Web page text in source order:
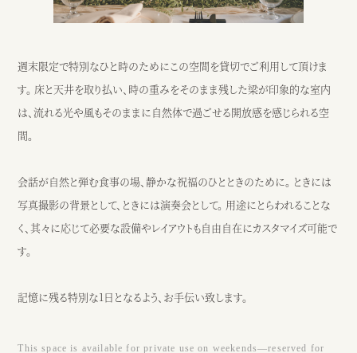
週末限定で特別なひと時のためにこの空間を貸切でご利用して頂けま
す。 床と天井を取り払い、時の重みをそのまま残した梁が印象的な室内
は、流れる光や風もそのままに自然体で過ごせる開放感を感じられる空
間。
会話が自然と弾む食事の場、静かな祝福のひとときのために。 ときには
写真撮影の背景として、ときには演奏会として。 用途にとらわれることな
く、其々に応じて必要な設備やレイアウトも自由自在にカスタマイズ可能で
す。
記憶に残る特別な1日となるよう、お手伝い致します。
This space is available for private use on weekends—reserved for